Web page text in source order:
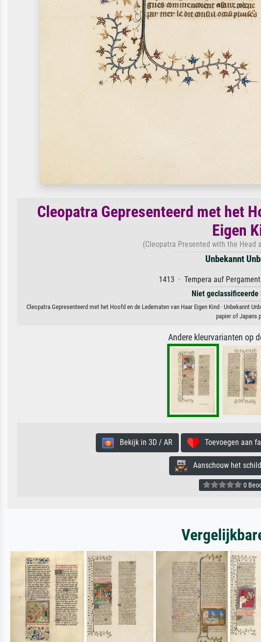
Cleopatra Gepresenteerd met het
Eigen
(Cleopatra Presented with the Head
Unbekannt
1413 · Tempera auf
Niet geclassificeerde
Cleopatra Gepresenteerd met het Hoofd en de Ledematen van Haar Eigen Kind · Unbekannt
papier of Japans
Andere kleurvarianten op
Bekijk in 3D / AR Toevoegen aan
Aanschouw het
0